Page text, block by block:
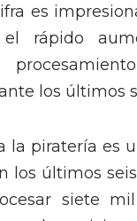
es
el rápido
los últimos
la piratería es
los últimos
siete